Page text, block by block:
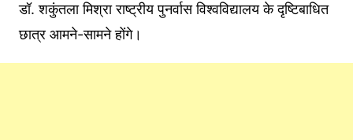
डॉ. शकुंतला मिश्रा राष्ट्रीय पुनर्वास विश्वविद्यालय के दृष्टिबाधित
छात्र आमने-सामने होंगे।